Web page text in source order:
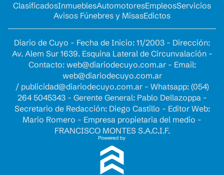
ClasificadosInmueblesAutomotoresEmpleosServicios
Avisos Fúnebres y MisasEdictos
Diario de Cuyo - Fecha de Inicio: 11/2003 - Dirección:
Av. Alem Sur 1639. Esquina Lateral de Circunvalación -
Contacto: web@diariodecuyo.com.ar- Email:
web@diariodecuyo.com.ar
/ publicidad@diariodecuyo.com.ar- Whatsapp: (054)
264 5045343 - Gerente General: Pablo Dellazoppa -
Secretario de Redacción: Diego Castillo - Editor Web:
Mario Romero - Empresa propietaria del medio -
FRANCISCO MONTES S.A.C.I.F.